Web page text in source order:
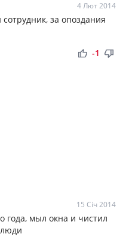
4 Лют 2014
за опоздания
thumb_up thumb_down
-1
15 Січ 2014
года, мыл окна и чистил